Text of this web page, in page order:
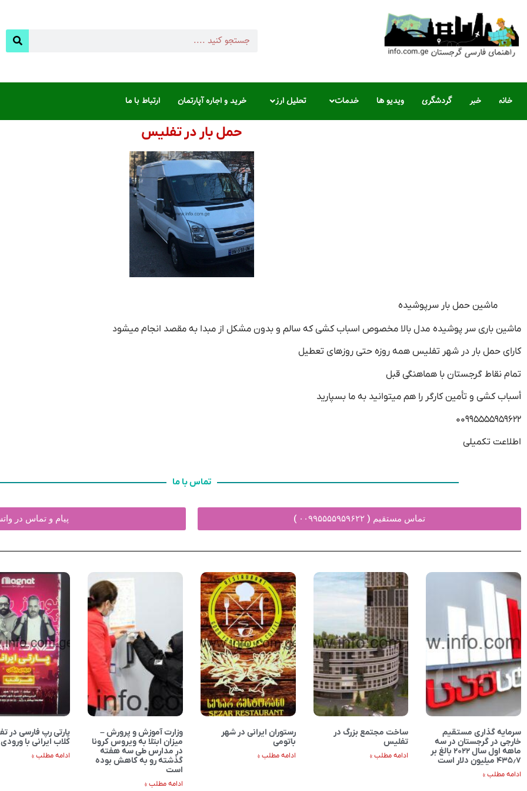
خانه خبر گردشگری ویدیو ها خدمات تحلیل ارز خرید و اجاره آپارتمان ارتباط با ما
حمل بار در تفلیس
ماشین حمل بار سرپوشیده
ماشين باری سر پوشيده مدل بالا مخصوص اسباب کشی که سالم و بدون مشکل از مبدا به مقصد انجام میشود
كارای حمل بار در شهر تفلیس همه روزه حتی روزهای تعطیل
تمام نقاط گرجستان با هماهنگی قبل
أسباب كشی و تأمين كارگر را هم میتوانید به ما بسپارید
۰۰۹۹۵۵۵۵۹۵۹۶۲۲
اطلاعت تکمیلی
تماس با ما
تماس مستقیم ( ۰۰۹۹۵۵۵۵۹۵۹۶۲۲ ) پیام و تماس در
سرمایه گذاری مستقیم
خارجی در گرجستان در سه
ماهه اول سال ۲۰۲۲ بالغ بر
۴۳۵٫۷ میلیون دلار است
ادامه مطلب »
ساخت مجتمع بزرگ در
تفلیس
ادامه مطلب »
رستوران ایرانی در شهر
باتومی
ادامه مطلب »
وزارت آموزش و پرورش –
میزان ابتلا به ویروس کرونا
در مدارس طی سه هفته
گذشته رو به کاهش بوده
است
ادامه مطلب »
پارتی رپ فارسی در
کلاب ایرانی با ورودی
ادامه مطلب »